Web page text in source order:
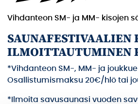
Vihdanteon SM- ja MM- kisojen
ILMOITTAUTUMINEN
*Vihdanteon SM-, MM- ja
Osallistumismaksu 20€/hlö tai
*Ilmoita savusaunasi vuoden